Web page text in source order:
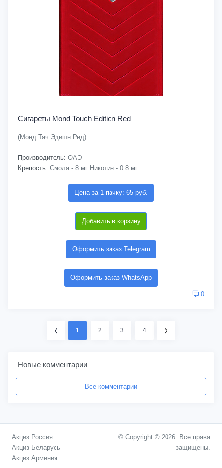
Сигареты Mond Touch Edition Red
(Монд Тач Эдишн Ред)
Производитель: ОАЭ
Крепость: Смола - 8 мг Никотин - 0.8 мг
Цена за 1 пачку: 65 руб.
Добавить в корзину
Оформить заказ Telegram
Оформить заказ WhatsApp
0
1 2 3 4
Новые комментарии
Все комментарии
Акциз Россия
Акциз Беларусь
Акциз Армения
© Copyright © 2026. Все права
защищены.